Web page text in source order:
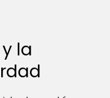
la